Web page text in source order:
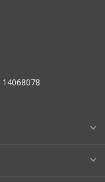
14068078